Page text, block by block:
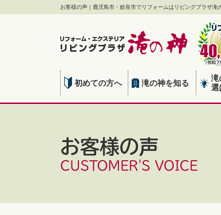
お客様の声｜鹿児島市・姶良市でリフォームはリビングプラザ滝
初めての方へ 滝の神を知る
滝
選
お客様の声
CUSTOMER'S VOICE